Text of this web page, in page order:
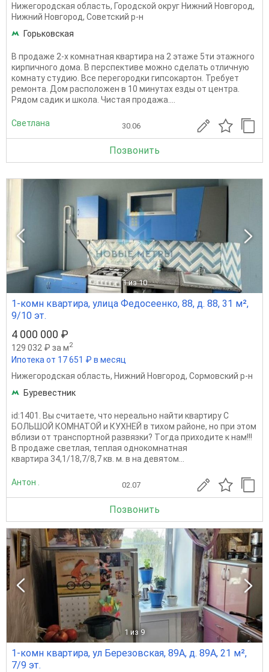
Нижегородская область, Городской округ Нижний Новгород,
Нижний Новгород, Советский р-н
Горьковская
В продаже 2-х комнатная квартира на 2 этаже 5ти этажного
кирпичного дома. В перспективе можно сделать отличную
комнату студию. Все перегородки гипсокартон. Требует
ремонта. Дом расположен в 10 минутах езды от центра.
Рядом садик и школа. Чистая продажа....
Светлана 30.06
Позвонить
1 из 10
1-комн квартира, улица Федосеенко, 88, д. 88, 31 м²,
9/10 эт.
4 000 000 ₽
129 032 ₽ за м2
Ипотека от 17 651 ₽ в месяц
Нижегородская область, Нижний Новгород, Сормовский р-н
Буревестник
id:1401. Bы cчитаeтe, что нереально найти квартиру С
БОЛЬШОЙ КОМНАТОЙ и КУХНЕЙ в тиxом pайоне, но при этом
вблизи от транспортной развязки? Тoгда приходите к нам!!!
В пpoдaже свeтлaя, тeплaя однокoмнaтная
квaртирa 34,1/18,7/8,7 кв. м. в на девятом...
Антон . 02.07
Позвонить
1 из 9
1-комн квартира, ул Березовская, 89А, д. 89А, 21 м²,
7/9 эт.